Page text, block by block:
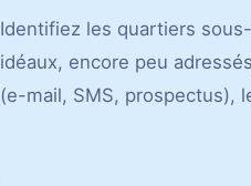
Identifiez les quartiers
idéaux, encore peu
(e-mail, SMS, prospectus),